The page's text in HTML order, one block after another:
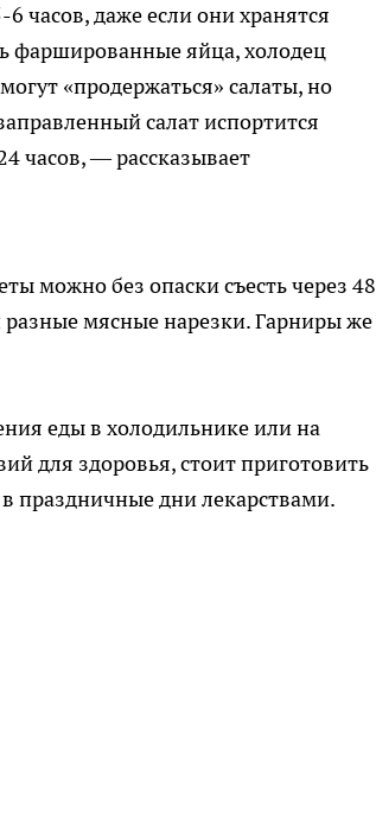
часов, даже если они хранятся
фаршированные яйца, холодец
«продержаться» салаты, но
салат испортится
часов, — рассказывает
можно без опаски съесть через 48
разные мясные нарезки. Гарниры же
еды в холодильнике или на
для здоровья, стоит приготовить
праздничные дни лекарствами.